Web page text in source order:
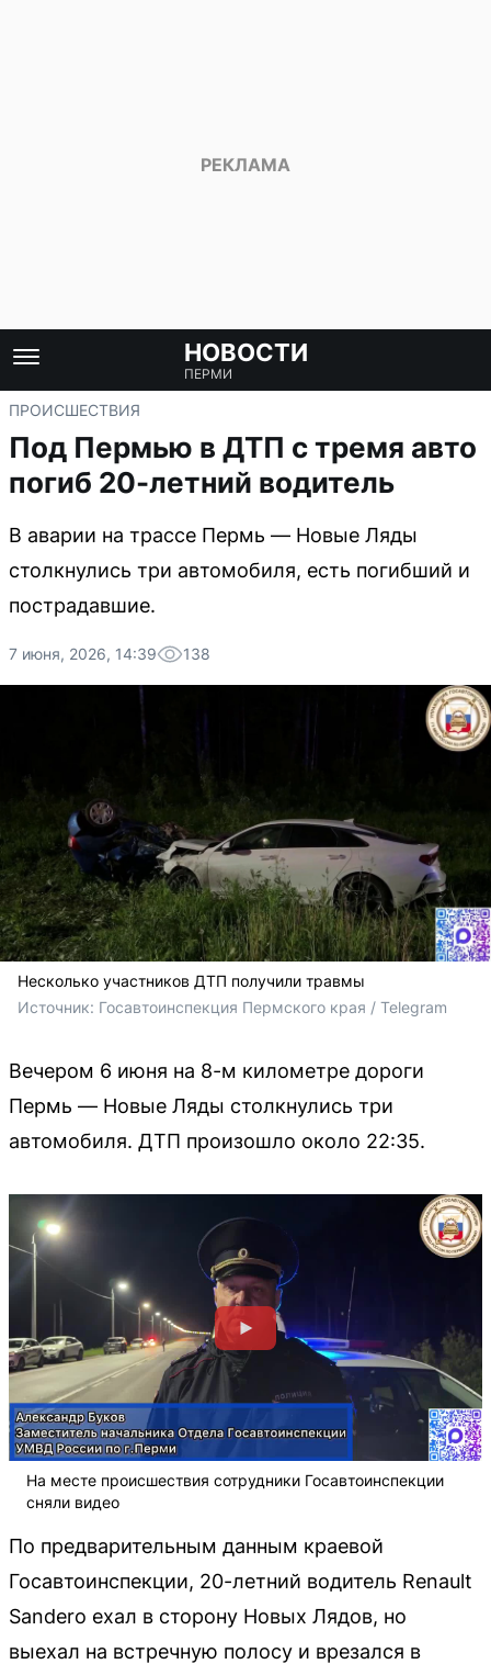
НОВОСТИ
ПЕРМИ
ПРОИСШЕСТВИЯ
Под Пермью в ДТП с тремя авто
погиб 20-летний водитель
В аварии на трассе Пермь — Новые Ляды
столкнулись три автомобиля, есть погибший и
пострадавшие.
7 июня, 2026, 14:39 138
Несколько участников ДТП получили травмы
Источник: Госавтоинспекция Пермского края / Telegram
Вечером 6 июня на 8-м километре дороги
Пермь — Новые Ляды столкнулись три
автомобиля. ДТП произошло около 22:35.
На месте происшествия сотрудники Госавтоинспекции
сняли видео
По предварительным данным краевой
Госавтоинспекции, 20-летний водитель Renault
Sandero ехал в сторону Новых Лядов, но
выехал на встречную полосу и врезался в